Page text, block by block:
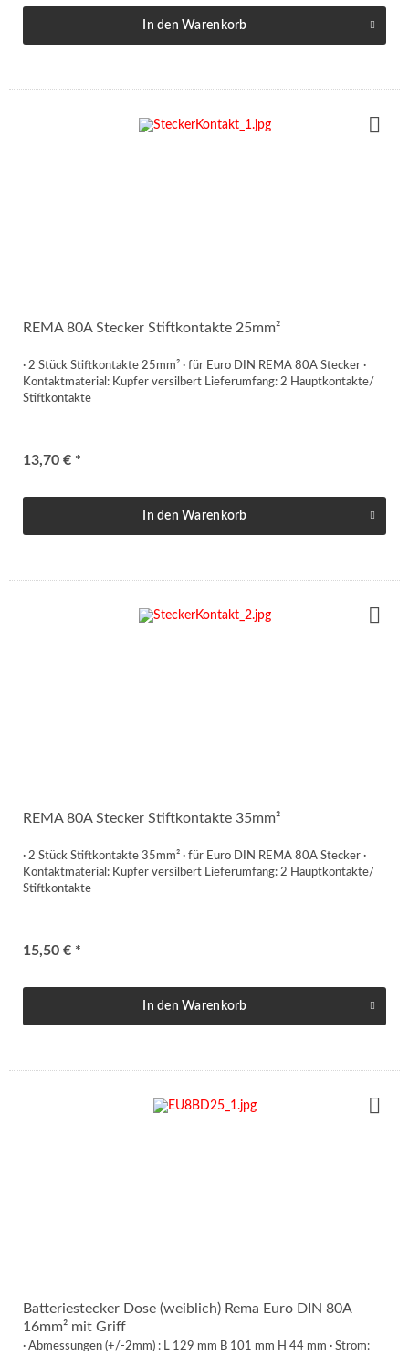
In den Warenkorb
REMA 80A Stecker Stiftkontakte 25mm²
· 2 Stück Stiftkontakte 25mm² · für Euro DIN REMA 80A Stecker ·
Kontaktmaterial: Kupfer versilbert Lieferumfang: 2 Hauptkontakte/
Stiftkontakte
13,70 € *
In den Warenkorb
REMA 80A Stecker Stiftkontakte 35mm²
· 2 Stück Stiftkontakte 35mm² · für Euro DIN REMA 80A Stecker ·
Kontaktmaterial: Kupfer versilbert Lieferumfang: 2 Hauptkontakte/
Stiftkontakte
15,50 € *
In den Warenkorb
Batteriestecker Dose (weiblich) Rema Euro DIN 80A
16mm² mit Griff
· Abmessungen (+/-2mm) : L 129 mm B 101 mm H 44 mm · Strom: